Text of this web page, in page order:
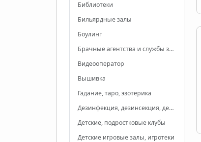
Библиотеки
Бильярдные залы
Боулинг
Брачные агентства и службы знакомств
Видеооператор
Вышивка
Гадание, таро, эзотерика
Дeзинфекция, дeзинсекция, дератизация
Детские, подростковые клубы
Детские игровые залы, игротеки